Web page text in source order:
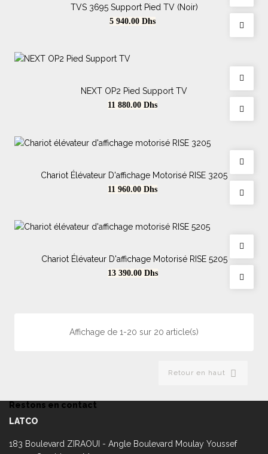
TVS 3695 Support Pied TV (noir)
Prix
5 940.00 Dhs
NEXT OP2 Pied Support TV
Prix
11 880.00 Dhs
Chariot Élévateur D'affichage Motorisé RISE 3205
Prix
11 960.00 Dhs
Chariot Élévateur D'affichage Motorisé RISE 5205
Prix
13 390.00 Dhs
Affichage de 1-20 sur 20 article(s)
Retour en haut 
Restons en contact
LATCO
183 Boulevard ZIRAOUI - Angle Boulevard Moulay Youssef